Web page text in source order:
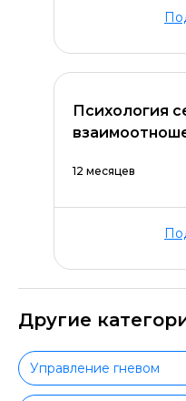
Психология
12 месяцев
Другие
Управление гневом